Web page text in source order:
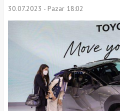
30.07.2023 - Pazar 18:02